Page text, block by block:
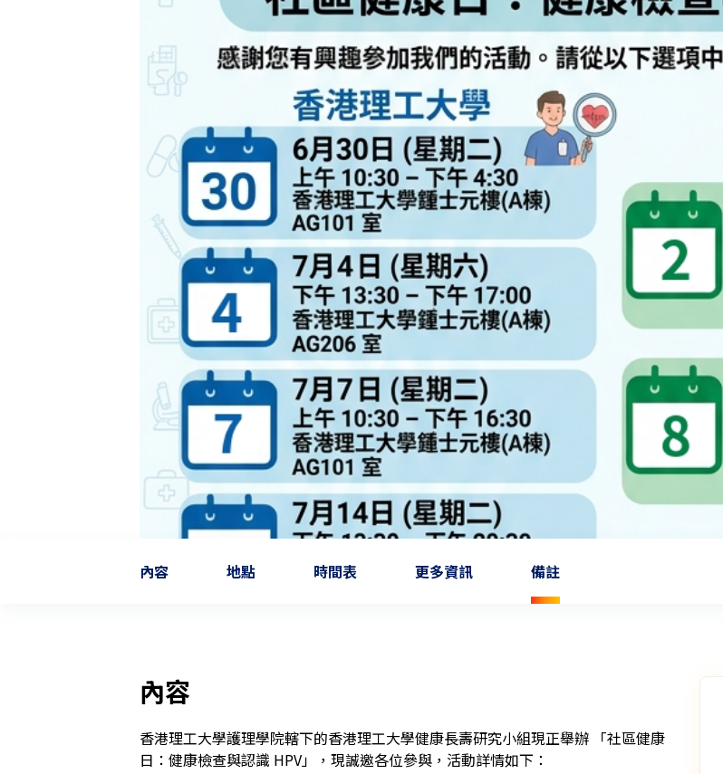
內容 地點 時間表 更多資訊 備註
內容
香港理工大學護理學院轄下的香港理工大學健康長壽研究小組現正舉辦 「社區健康
日：健康檢查與認識 HPV」，現誠邀各位參與，活動詳情如下：